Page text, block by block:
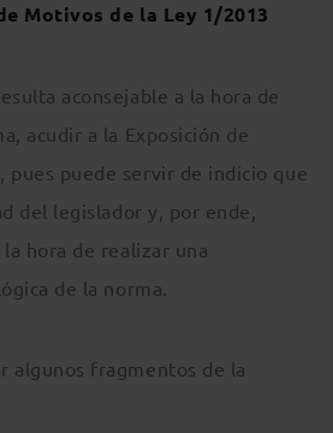
Motivos de la Ley 1/2013
aconsejable a la hora de
acudir a la Exposición de
pues puede servir de indicio que
del legislador y, por ende,
hora de realizar una
de la norma.
algunos fragmentos de la